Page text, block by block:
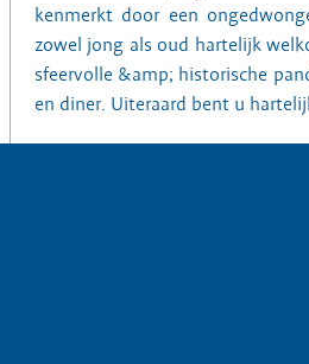
kenmerkt door een
zowel jong als oud hartelijk
sfeervolle &amp; historische
en diner. Uiteraard bent u